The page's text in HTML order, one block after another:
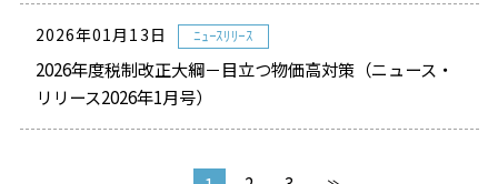
2026年01月13日 ﾆｭｰｽﾘﾘｰｽ
2026年度税制改正大綱－目立つ物価高対策（ニュース・
リリース2026年1月号）